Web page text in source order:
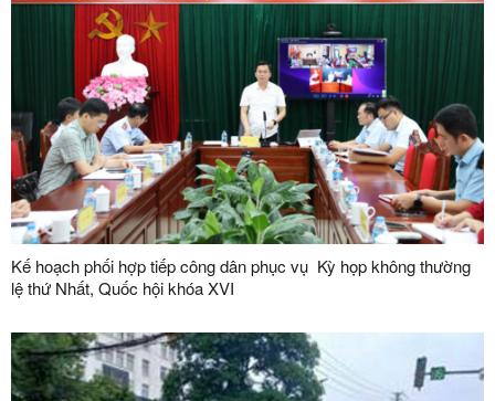
Kế hoạch phối hợp tiếp công dân phục vụ Kỳ họp không thường
lệ thứ Nhất, Quốc hội khóa XVI